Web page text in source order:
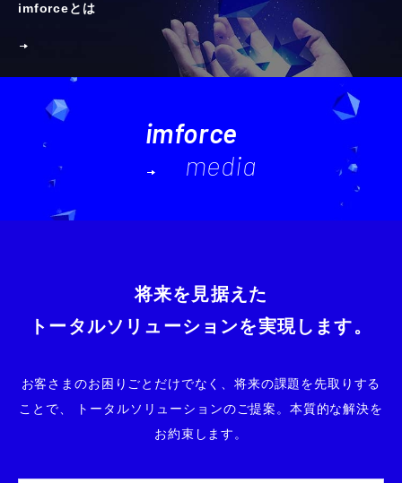
imforceとは
imforce
media
将来を見据えた
トータルソリューションを実現します。
お客さまのお困りごとだけでなく、将来の課題を先取りする
ことで、
トータルソリューションのご提案。本質的な解決を
お約束します。